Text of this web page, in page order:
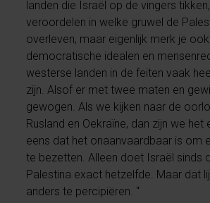
landen die Israël op de vingers
veroordelen in welke gruwel de
overleven, maar eigenlijk merk je
democratische idealen en
westerse landen in de feiten vaak
zijn. Alsof er met twee maten en
gewogen. Als we kijken naar de
Rusland en Oekraïne, dan zijn we
eens dat het onaanvaardbaar is om
te bezetten. Alleen doet Israël sinds
Palestina exact hetzelfde. Maar dat
anders te percipiëren. “